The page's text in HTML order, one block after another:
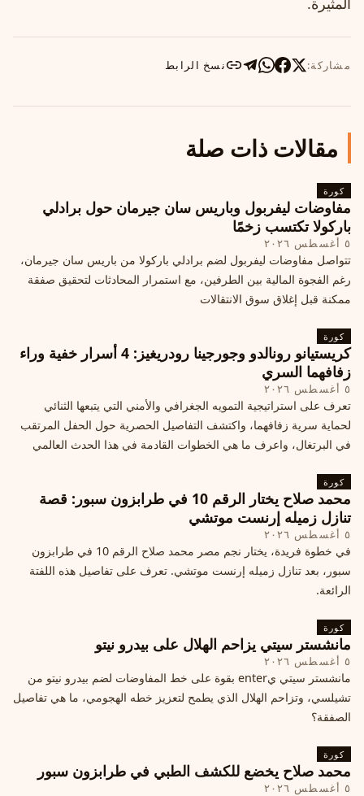
مشاركة: نسخ الرابط
مقالات ذات صلة
كورة
مفاوضات ليفربول وباريس سان جيرمان حول برادلي
باركولا تكتسب زخمًا
٥ أغسطس ٢٠٢٦
تتواصل مفاوضات ليفربول لضم برادلي باركولا من باريس سان جيرمان،
رغم الفجوة المالية بين الطرفين، مع استمرار المحادثات لتحقيق صفقة
ممكنة قبل إغلاق سوق الانتقالات
كورة
كريستيانو رونالدو وجورجينا رودريغيز: 4 أسرار خفية وراء
زفافهما السري
٥ أغسطس ٢٠٢٦
تعرف على استراتيجية التمويه الجغرافي والأمني التي يتبعها الثنائي
لحماية سرية زفافهما، واكتشف التفاصيل الحصرية حول الحفل المرتقب
في البرتغال، واعرف ما هي الخطوات القادمة في هذا الحدث العالمي
كورة
محمد صلاح يختار الرقم 10 في طرابزون سبور: قصة
تنازل زميله إرنست موتشي
٥ أغسطس ٢٠٢٦
في خطوة فريدة، يختار نجم مصر محمد صلاح الرقم 10 في طرابزون
سبور، بعد تنازل زميله إرنست موتشي. تعرف على تفاصيل هذه اللفتة
الرائعة.
كورة
مانشستر سيتي يزاحم الهلال على بيدرو نيتو
٥ أغسطس ٢٠٢٦
مانشستر سيتي يenter بقوة على خط المفاوضات لضم بيدرو نيتو من
تشيلسي، وتزاحم الهلال الذي يطمح لتعزيز خطه الهجومي، ما هي تفاصيل
الصفقة؟
كورة
محمد صلاح يخضع للكشف الطبي في طرابزون سبور
٥ أغسطس ٢٠٢٦